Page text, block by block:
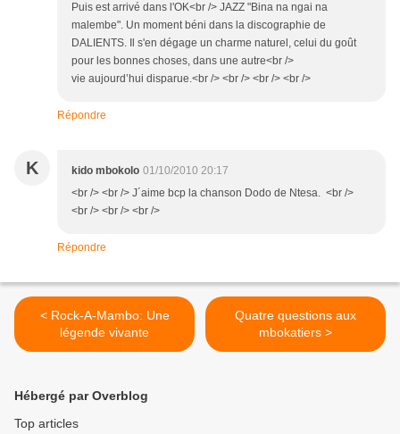
Puis est arrivé dans l'OK<br /> JAZZ "Bina na ngai na
malembe". Un moment béni dans la discographie de
DALIENTS. Il s'en dégage un charme naturel, celui du goût
pour les bonnes choses, dans une autre<br />
vie aujourd’hui disparue.<br /> <br /> <br /> <br />
Répondre
K kido mbokolo 01/10/2010 20:17
<br /> <br /> J´aime bcp la chanson Dodo de Ntesa. <br />
<br /> <br /> <br />
Répondre
< Rock-A-Mambo: Une
légende vivante
Quatre questions aux
mbokatiers >
Hébergé par Overblog
Top articles